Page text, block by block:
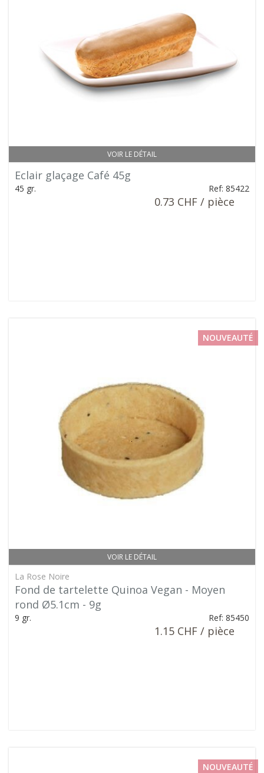
VOIR LE DÉTAIL
Eclair glaçage Café 45g
45 gr. Ref: 85422
0.73 CHF / pièce
VOIR LE DÉTAIL
NOUVEAUTÉ
La Rose Noire
Fond de tartelette Quinoa Vegan - Moyen
rond Ø5.1cm - 9g
9 gr. Ref: 85450
1.15 CHF / pièce
NOUVEAUTÉ